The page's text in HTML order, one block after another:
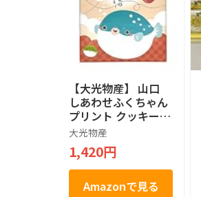
【大光物産】 山口
しあわせふくちゃん
プリント クッキー 1
4枚入り 山口県 お土
産 お菓子 個包装 ギ
フト スイーツ 焼き
菓子 手土産 贈り物
ご当地銘菓 お中元
大光物産
1,420円
Amazonで見る